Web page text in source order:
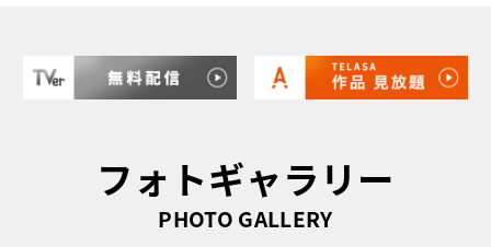
フォトギャラリー
PHOTO GALLERY